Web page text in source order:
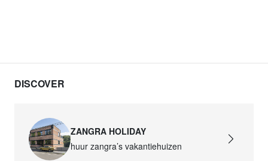
DISCOVER
ZANGRA HOLIDAY
huur zangra’s vakantiehuizen